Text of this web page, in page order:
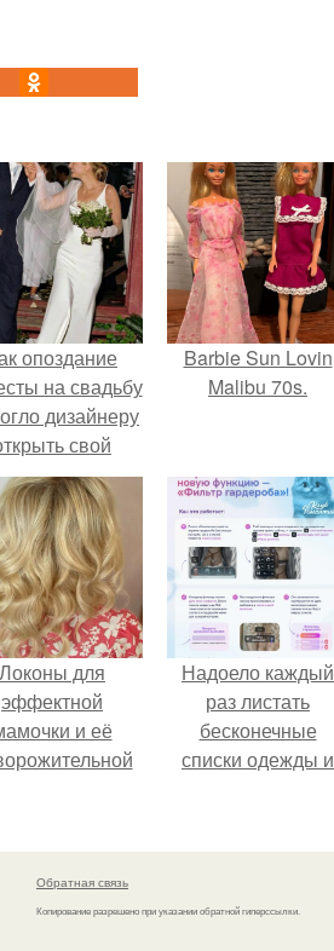
опоздание
на свадьбу
дизайнеру
свой
бренд.
Barbie Sun Lovin
Malibu 70s.
Локоны для
эффектной
и её
Надоело каждый
раз листать
бесконечные
списки одежды и
кусочкам?
Обратная связь
Копирование разрешено при указании обратной гиперссылки.